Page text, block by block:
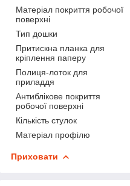
Матеріал покриття робочої
поверхні
Тип дошки
Притискна планка для
кріплення паперу
Полиця-лоток для
приладдя
Антиблікове покриття
робочої поверхні
Кількість стулок
Матеріал профілю
Приховати